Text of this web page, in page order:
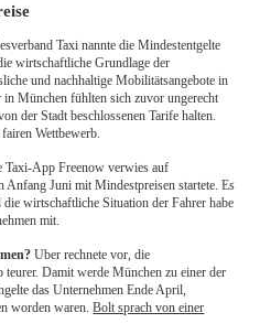
Taxi nannte die Mindestentgelte
wirtschaftliche Grundlage der
und nachhaltige Mobilitätsangebote in
München fühlten sich zuvor ungerecht
der Stadt beschlossenen Tarife halten.
Wettbewerb.
Taxi-App Freenow verwies auf
Juni mit Mindestpreisen startete. Es
die wirtschaftliche Situation der Fahrer habe
mit.
Uber rechnete vor, die
Damit werde München zu einer der
das Unternehmen Ende April,
worden waren.Bolt sprach von einer